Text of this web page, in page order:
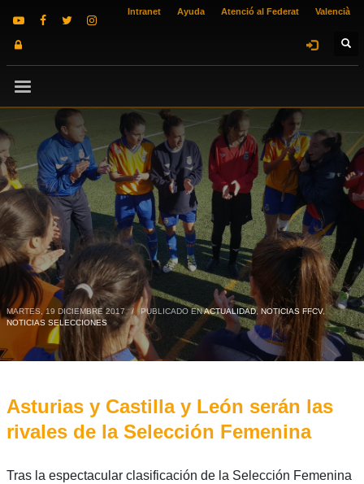
Intranet Ayuda Atenció al Federat Valencià
MARTES, 19 DICIEMBRE 2017 / PUBLICADO ENACTUALIDAD, NOTICIAS FFCV,
NOTICIAS SELECCIONES
Asturias y Castilla y León serán las
rivales de la Selección Femenina
Tras la espectacular clasificación de la Selección Femenina